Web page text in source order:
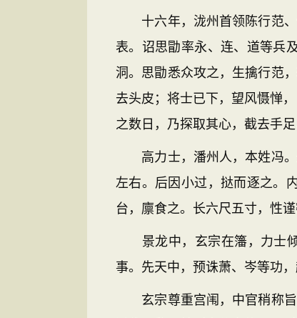
十六年，泷州首领陈行范、
表。诏思勖率永、连、道等兵
洞。思勖悉众攻之，生擒行范
去头皮；将士已下，望风慑惮
之数日，乃探取其心，截去手
高力士，潘州人，本姓冯。
左右。后因小过，挞而逐之。
台，廪食之。长六尺五寸，性
景龙中，玄宗在籓，力士倾
事。先天中，预诛萧、岑等功
玄宗尊重宫闱，中官稍称旨